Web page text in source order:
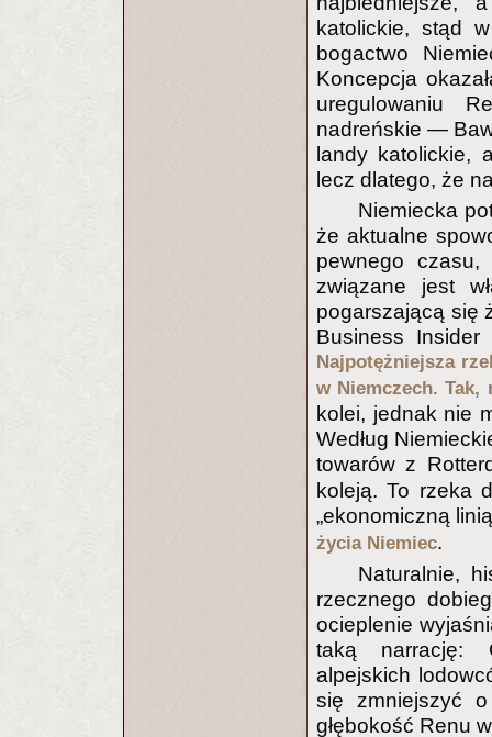
katolickie, stąd
bogactwo
Koncepcja
uregulowaniu
nadreńskie —
landy katolickie,
lecz dlatego, że
Niemiecka
że aktualne
pewnego
związane jest
pogarszającą się
Business Insider
Najpotężniejsza
w Niemczech. Tak,
kolei, jednak nie
Według
towarów z
koleją. To rzeka
„ekonomiczną
życia Niemiec.
Naturalnie,
rzecznego
ocieplenie
taką narrację:
alpejskich
się zmniejszyć
głębokość Renu